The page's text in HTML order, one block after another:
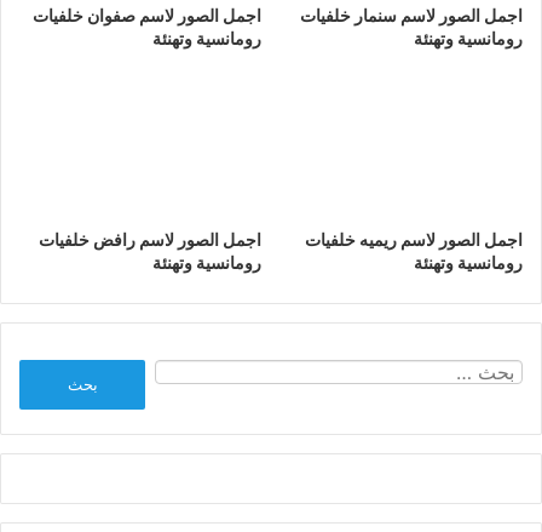
اجمل الصور لاسم سنمار خلفيات
رومانسية وتهنئة
اجمل الصور لاسم صفوان خلفيات
رومانسية وتهنئة
اجمل الصور لاسم ريميه خلفيات
رومانسية وتهنئة
اجمل الصور لاسم رافض خلفيات
رومانسية وتهنئة